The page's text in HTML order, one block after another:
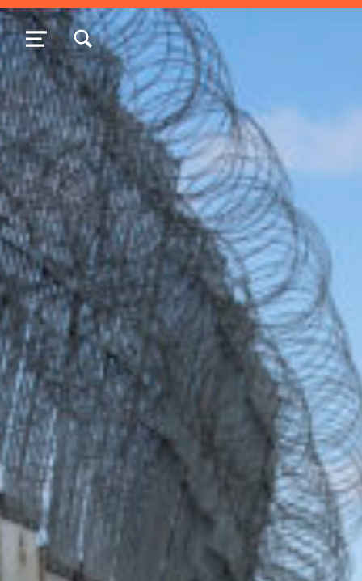
MENU
TOGGLE SEARCH FORM MODAL BOX